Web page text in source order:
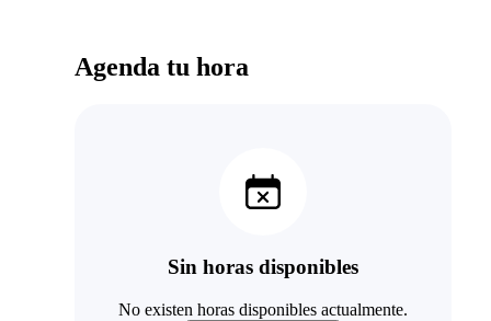
Agenda tu hora
Sin horas disponibles
No existen horas disponibles actualmente.